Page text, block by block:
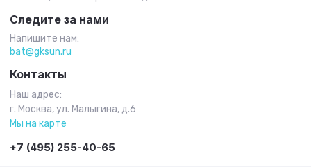
Следите за нами
Напишите нам:
bat@gksun.ru
Контакты
Наш адрес:
г. Москва, ул. Малыгина, д.6
Мы на карте
+7 (495) 255-40-65